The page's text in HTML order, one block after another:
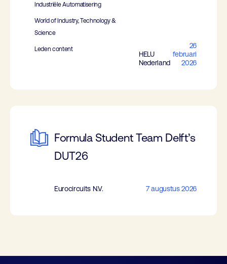
Industriële Automatisering
World of Industry, Technology &
Science
Leden content
HELU
Nederland
26
februari
2026
Formula Student Team Delft’s
DUT26
Eurocircuits N.V. 7 augustus 2026